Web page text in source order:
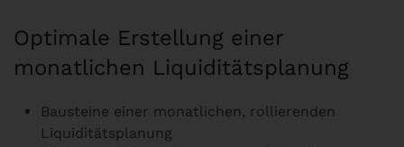
Optimale Erstellung einer
monatlichen Liquiditätsplanung
Bausteine einer monatlichen, rollierenden
Liquiditätsplanung